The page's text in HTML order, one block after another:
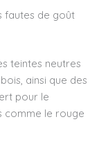
fautes de goût
teintes neutres
ainsi que des
pour le
comme le rouge